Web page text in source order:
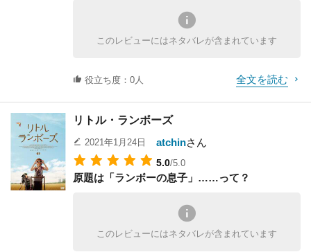
人は泣いてる人を見ればなんだか悲しくなってくる
当然数々の作品の中にも意図的に感情の釣りを挿入
してくるケースが多い。
この映画でしばしば話題にあがるのが、家族を襲
あの有名なジャック・ニコルソンの顔よりも、
その彼を怖がる妻のシェリー・デュバルの顔の方が
怖い、という事だ。
怖いという訳では無い。
彼女の、怖がってる様子に、こちらの感情が釣られ
てしまっている、という事だ。
もしもこれが、かわいげの無いクソガキだったら、
生意気なだけの
かわいい子供であればあるほど、不憫さが増す。
だからこの映画はポーレットがかわいくなければな
ポーレットがかわいければかわいいほど、この映画
のラスト・シーンは締まる。
でもおそらく監督としては、予想以上の出来だった
そのくらいブリジット・フォッセーが素晴らしい。
喜怒哀楽の表現がとても自然だ。
5歳という年齢の事を考えれば、映画史上最も優れ
差し詰めロミオとジュリエットのようなものだ。
殺人の「目撃者」である少年を中心として捉えた物
と恋愛を
話のメインとして捉えた場合はどうだろうか。
冒頭にその位の設定を盛り込まなければ、外部の人
間がアーミッシュの村で
物語が成立しないのではないだろうか。
つまりこの映画は「アーミッシュの女性と都会の刑
とはいえ、バトルの描写が弱いのでなんとも言えず
たり殺すときに発生する
要するに新手のヴァンパイアの集団が今作では登場
します。
しかし、であれば、最終的にはもっと大掛かりな
トゥルー・ノットVSシャイニング軍団の様な図式に
なっていった方が
また、前作映画のシーンを再現して一部取り入れる
など、
このレビューにはネタバレが含まれています
役立ち度：0人 全文を読む
リトル・ランボーズ
2021年1月24日 atchinさん
5.0/5.0
原題は「ランボーの息子」……って？
このレビューにはネタバレが含まれています